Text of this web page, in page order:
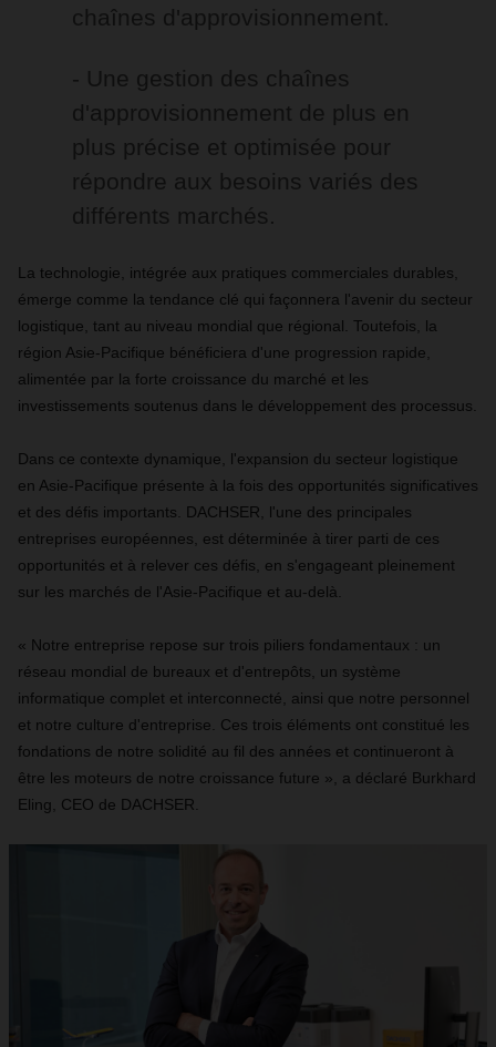
chaînes d'approvisionnement.
- Une gestion des chaînes
d'approvisionnement de plus en
plus précise et optimisée pour
répondre aux besoins variés des
différents marchés.
La technologie, intégrée aux pratiques commerciales durables,
émerge comme la tendance clé qui façonnera l'avenir du secteur
logistique, tant au niveau mondial que régional. Toutefois, la
région Asie-Pacifique bénéficiera d'une progression rapide,
alimentée par la forte croissance du marché et les
investissements soutenus dans le développement des processus.
Dans ce contexte dynamique, l'expansion du secteur logistique
en Asie-Pacifique présente à la fois des opportunités significatives
et des défis importants. DACHSER, l'une des principales
entreprises européennes, est déterminée à tirer parti de ces
opportunités et à relever ces défis, en s'engageant pleinement
sur les marchés de l'Asie-Pacifique et au-delà.
« Notre entreprise repose sur trois piliers fondamentaux : un
réseau mondial de bureaux et d'entrepôts, un système
informatique complet et interconnecté, ainsi que notre personnel
et notre culture d'entreprise. Ces trois éléments ont constitué les
fondations de notre solidité au fil des années et continueront à
être les moteurs de notre croissance future », a déclaré Burkhard
Eling, CEO de DACHSER.